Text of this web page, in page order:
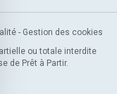
- Gestion des cookies
ou totale interdite
de Prêt à Partir.